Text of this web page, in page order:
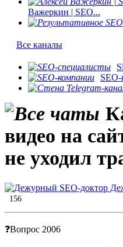
Важеркин | SEO...
Все каналы
видео на
не уходил
156
❓Вопрос 2006